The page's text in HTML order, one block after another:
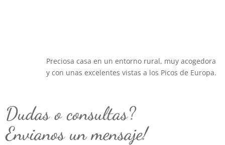
Preciosa casa en un entorno rural, muy acogedora
y con unas excelentes vistas a los Picos de Europa.
Dudas o consultas?
Envianos un mensaje!